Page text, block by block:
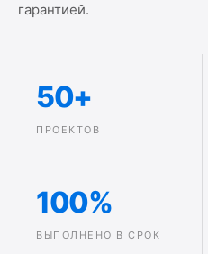
гарантией.
50+
ПРОЕКТОВ
100%
ВЫПОЛНЕНО В СРОК